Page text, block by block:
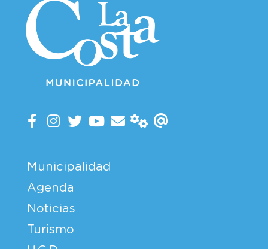
Municipalidad
Agenda
Noticias
Turismo